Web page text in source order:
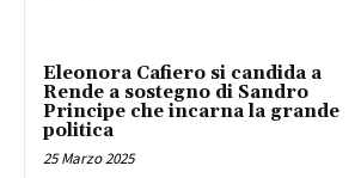
Eleonora Cafiero si candida a
Rende a sostegno di Sandro
Principe che incarna la grande
politica
25 Marzo 2025